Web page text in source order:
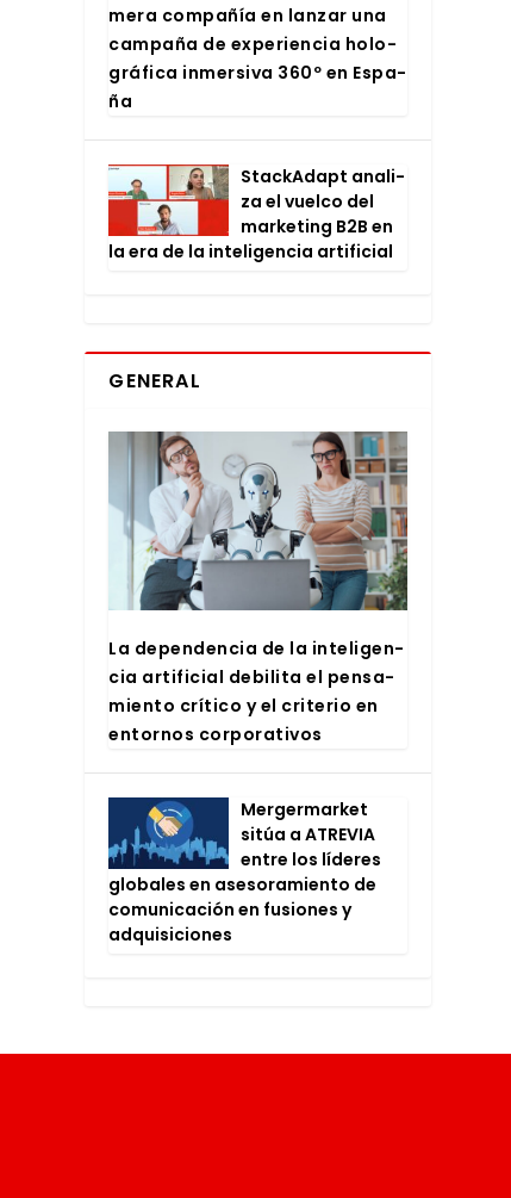
me­ra com­pa­ñía en lan­zar una
cam­pa­ña de expe­rien­cia holo­
grá­fi­ca inmer­si­va 360º en Espa­
ña
Stac­kA­dapt ana­li­
za el vuel­co del
mar­ke­ting B2B en
la era de la inte­li­gen­cia arti­fi­cial
GENERAL
La depen­den­cia de la inte­li­gen­
cia arti­fi­cial debi­li­ta el pen­sa­
mien­to crí­ti­co y el cri­te­rio en
entor­nos cor­po­ra­ti­vos
Mer­ger­mar­ket
sitúa a ATRE­VIA
entre los líde­res
glo­ba­les en ase­so­ra­mien­to de
comu­ni­ca­ción en fusio­nes y
adqui­si­cio­nes